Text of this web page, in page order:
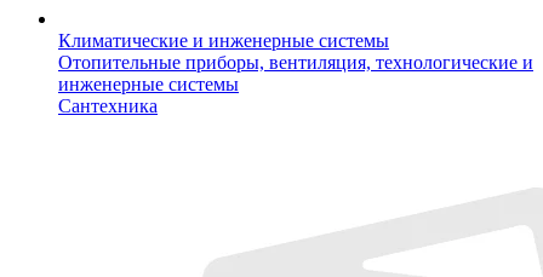
Климатические и инженерные системы
Отопительные приборы, вентиляция, технологические и
инженерные системы
Сантехника